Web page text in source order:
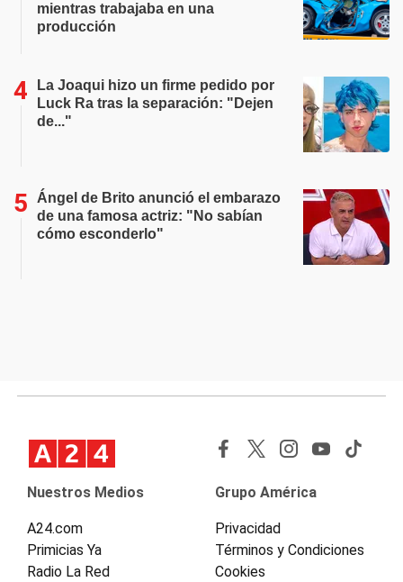
mientras trabajaba en una
producción
La Joaqui hizo un firme pedido por
Luck Ra tras la separación: "Dejen
de..."
Ángel de Brito anunció el embarazo
de una famosa actriz: "No sabían
cómo esconderlo"
Nuestros Medios
A24.com
Primicias Ya
Radio La Red
Grupo América
Privacidad
Términos y Condiciones
Cookies